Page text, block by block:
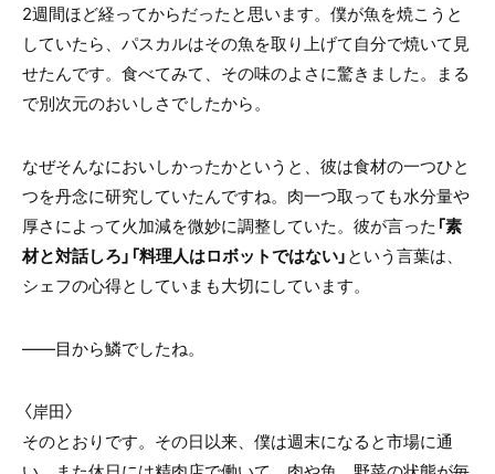
2週間ほど経ってからだったと思います。僕が魚を焼こうと
していたら、パスカルはその魚を取り上げて自分で焼いて見
せたんです。食べてみて、その味のよさに驚きました。まる
で別次元のおいしさでしたから。
なぜそんなにおいしかったかというと、彼は食材の一つひと
つを丹念に研究していたんですね。肉一つ取っても水分量や
厚さによって火加減を微妙に調整していた。彼が言った 「素
材と対話しろ」「料理人はロボットではない」という言葉は、
シェフの心得としていまも大切にしています。
――目から鱗でしたね。
〈岸田〉
そのとおりです。その日以来、僕は週末になると市場に通